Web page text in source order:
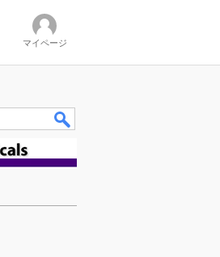
マイページ